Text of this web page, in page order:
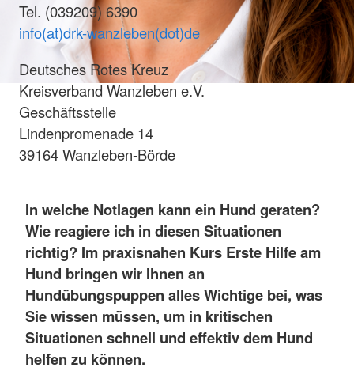
Tel. (039209) 6390
info(at)drk-wanzleben(dot)de
Deutsches Rotes Kreuz
Kreisverband Wanzleben e.V.
Geschäftsstelle
Lindenpromenade 14
39164 Wanzleben-Börde
In welche Notlagen kann ein Hund geraten?
Wie reagiere ich in diesen Situationen
richtig? Im praxisnahen Kurs Erste Hilfe am
Hund bringen wir Ihnen an
Hundübungspuppen alles Wichtige bei, was
Sie wissen müssen, um in kritischen
Situationen schnell und effektiv dem Hund
helfen zu können.